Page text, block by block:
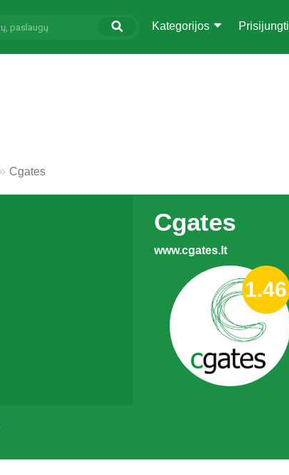
Kategorijos Prisijungti
Cgates
Cgates
www.cgates.lt
1.46